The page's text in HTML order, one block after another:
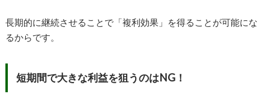
長期的に継続させることで「複利効果」を得ることが可能にな
るからです。
短期間で大きな利益を狙うのはNG！